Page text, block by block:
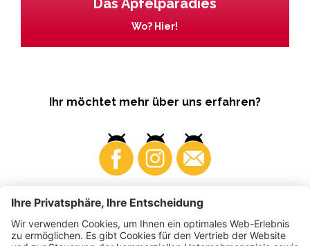
Das Apfelparadies
Wo? Hier!
Ihr möchtet mehr über uns erfahren?
Business Produzenten